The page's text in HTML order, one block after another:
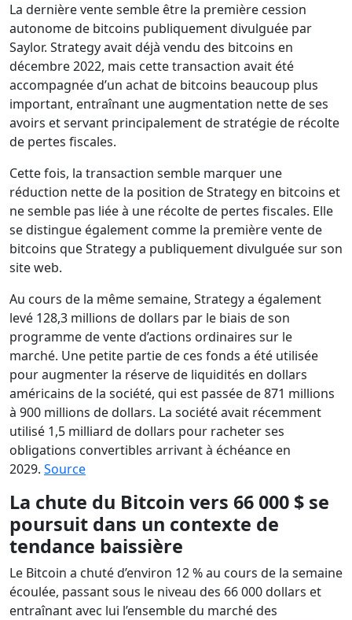
La dernière vente semble être la première cession
autonome de bitcoins publiquement divulguée par
Saylor. Strategy avait déjà vendu des bitcoins en
décembre 2022, mais cette transaction avait été
accompagnée d’un achat de bitcoins beaucoup plus
important, entraînant une augmentation nette de ses
avoirs et servant principalement de stratégie de récolte
de pertes fiscales.
Cette fois, la transaction semble marquer une
réduction nette de la position de Strategy en bitcoins et
ne semble pas liée à une récolte de pertes fiscales. Elle
se distingue également comme la première vente de
bitcoins que Strategy a publiquement divulguée sur son
site web.
Au cours de la même semaine, Strategy a également
levé 128,3 millions de dollars par le biais de son
programme de vente d’actions ordinaires sur le
marché. Une petite partie de ces fonds a été utilisée
pour augmenter la réserve de liquidités en dollars
américains de la société, qui est passée de 871 millions
à 900 millions de dollars. La société avait récemment
utilisé 1,5 milliard de dollars pour racheter ses
obligations convertibles arrivant à échéance en
2029. Source
La chute du Bitcoin vers 66 000 $ se
poursuit dans un contexte de
tendance baissière
Le Bitcoin a chuté d’environ 12 % au cours de la semaine
écoulée, passant sous le niveau des 66 000 dollars et
entraînant avec lui l’ensemble du marché des